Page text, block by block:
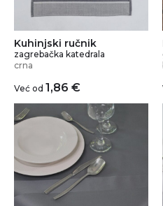
Kuhinjski ručnik
zagrebačka katedrala
crna
Već od 1,86 €